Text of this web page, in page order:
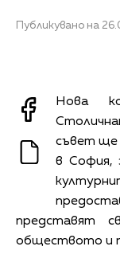
Публикувано на
Нова
съвет ще
в София,
представят
обществото и